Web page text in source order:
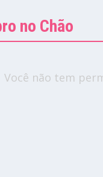
no Chão
Você não tem